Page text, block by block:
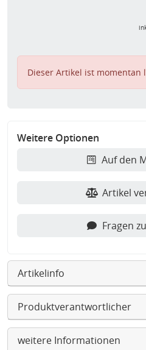
Dieser Artikel ist
Weitere Optionen
Auf den
Artikel
Fragen
Artikelinfo
Produktverantwortlicher
weitere Informationen